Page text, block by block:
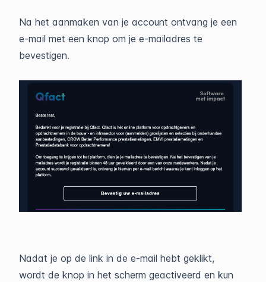
Na het aanmaken van je account ontvang je een
e-mail met een knop om je e-mailadres te
bevestigen.
Nadat je op de link in de e-mail hebt geklikt,
wordt de knop in het scherm geactiveerd en kun